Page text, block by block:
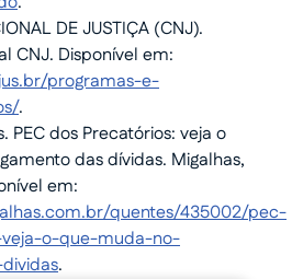
DE JUSTIÇA (CNJ).
CNJ. Disponível em:
programas-e-
.
PEC dos Precatórios: veja o
das dívidas. Migalhas,
em:
quentes/435002/pec-
o-que-muda-no-
.